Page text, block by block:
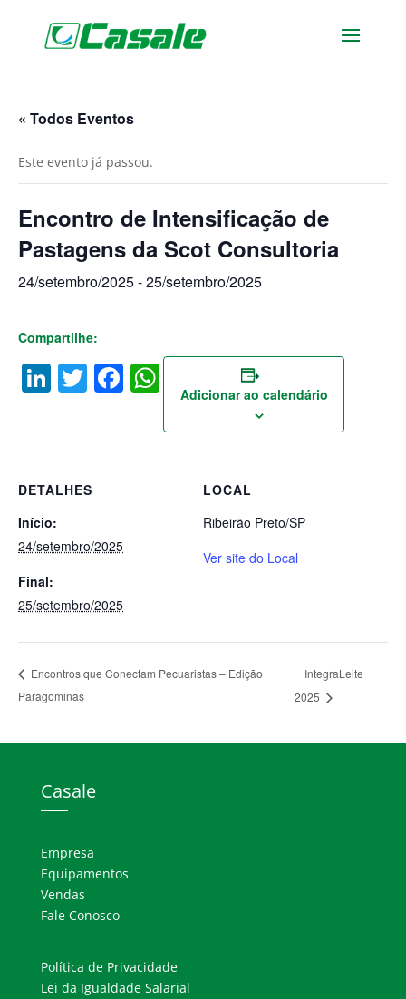
« Todos Eventos
Este evento já passou.
Encontro de Intensificação de
Pastagens da Scot Consultoria
24/setembro/2025-25/setembro/2025
Compartilhe:
LinkedIn
TwitterFacebook
WhatsApp
Adicionar ao calendário
DETALHES
Início:
24/setembro/2025
Final:
25/setembro/2025
LOCAL
Ribeirão Preto/SP
Ver site do Local
Encontros que Conectam Pecuaristas – Edição
Paragominas
IntegraLeite
2025
Casale
Empresa
Equipamentos
Vendas
Fale Conosco
Política de Privacidade
Lei da Igualdade Salarial